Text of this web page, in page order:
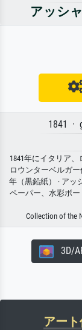
アッシ
1841 ·
1841年にイタリア
ロウンターベルガ
年（黒鉛紙） · アッ
ペーパー、水彩ボ
Collection of the
3D/
アー